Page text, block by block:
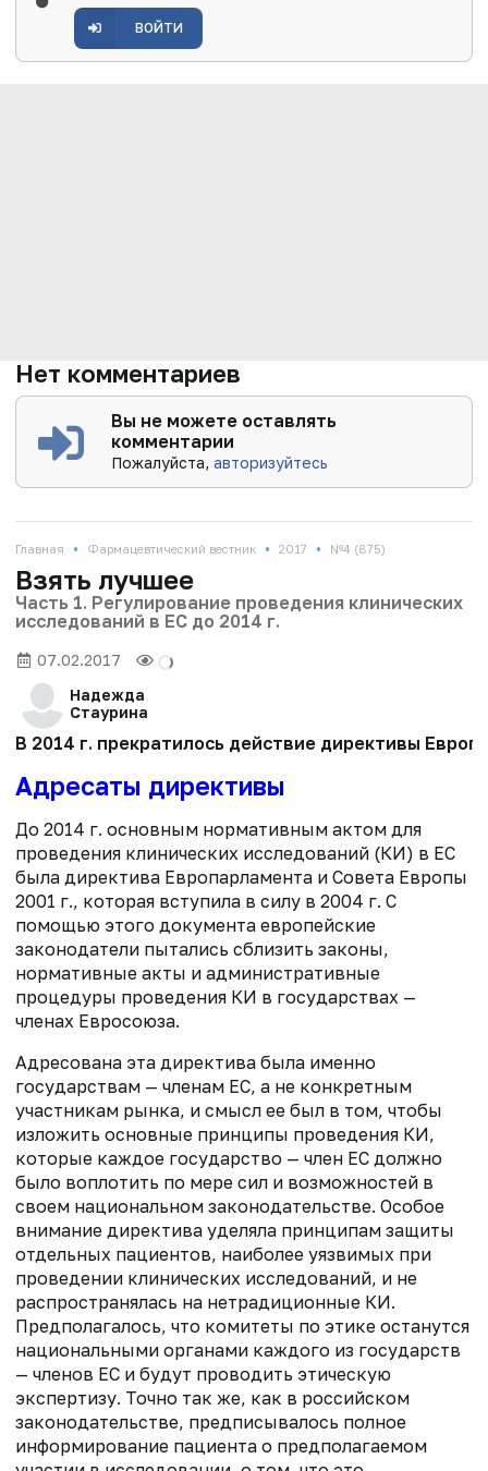
ВОЙТИ
Нет комментариев
Вы не можете оставлять
комментарии
Пожалуйста,авторизуйтесь
Главная • Фармацевтический вестник • 2017 • №4 (875)
Взять лучшее
Часть 1. Регулирование проведения клинических
исследований в ЕС до 2014 г.
07.02.2017
Надежда
Стаурина
В 2014 г. прекратилось действие директивы
Адресаты директивы
До 2014 г. основным нормативным актом для
проведения клинических исследований (КИ) в ЕС
была директива Европарламента и Совета Европы
2001 г., которая вступила в силу в 2004 г. С
помощью этого документа европейские
законодатели пытались сблизить законы,
нормативные акты и административные
процедуры проведения КИ в государствах —
членах Евросоюза.
Адресована эта директива была именно
государствам — членам ЕС, а не конкретным
участникам рынка, и смысл ее был в том, чтобы
изложить основные принципы проведения КИ,
которые каждое государство — член ЕС должно
было воплотить по мере сил и возможностей в
своем национальном законодательстве. Особое
внимание директива уделяла принципам защиты
отдельных пациентов, наиболее уязвимых при
проведении клинических исследований, и не
распространялась на нетрадиционные КИ.
Предполагалось, что комитеты по этике останутся
национальными органами каждого из государств
— членов ЕС и будут проводить этическую
экспертизу. Точно так же, как в российском
законодательстве, предписывалось полное
информирование пациента о предполагаемом